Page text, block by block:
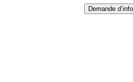
Demande d’info